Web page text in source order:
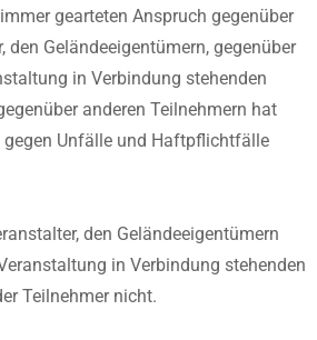
gearteten Anspruch gegenüber
den Geländeeigentümern, gegenüber
in Verbindung stehenden
anderen Teilnehmern hat
gegen Unfälle und Haftpflichtfälle
den Geländeeigentümern
in Verbindung stehenden
Teilnehmer nicht.